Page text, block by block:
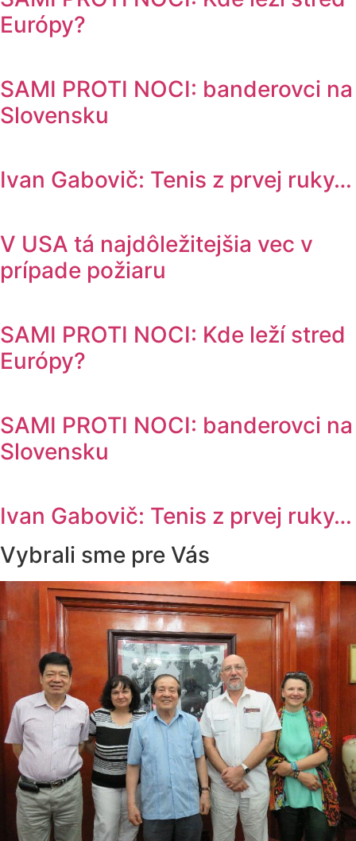
Európy?
SAMI PROTI NOCI: banderovci na
Slovensku
Ivan Gabovič: Tenis z prvej ruky…
V USA tá najdôležitejšia vec v
prípade požiaru
SAMI PROTI NOCI: Kde leží stred
Európy?
SAMI PROTI NOCI: banderovci na
Slovensku
Ivan Gabovič: Tenis z prvej ruky…
Vybrali sme pre Vás